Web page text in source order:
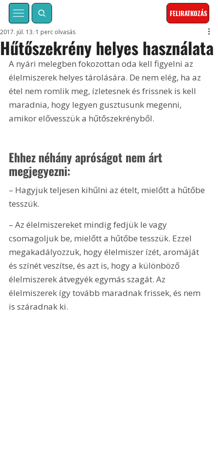
FELIRATKOZÁS
Hűtőszekrény helyes használata
2017. júl. 13. 1 perc olvasás
A nyári melegben fokozottan oda kell figyelni az
élelmiszerek helyes tárolására. De nem elég, ha az
étel nem romlik meg, ízletesnek és frissnek is kell
maradnia, hogy legyen gusztusunk megenni,
amikor elővesszük a hűtőszekrényből.
Ehhez néhány apróságot nem árt
megjegyezni:
– Hagyjuk teljesen kihűlni az ételt, mielőtt a hűtőbe
tesszük.
– Az élelmiszereket mindig fedjük le vagy
csomagoljuk be, mielőtt a hűtőbe tesszük. Ezzel
megakadályozzuk, hogy élelmiszer ízét, aromáját
és színét veszítse, és azt is, hogy a különböző
élelmiszerek átvegyék egymás szagát. Az
élelmiszerek így tovább maradnak frissek, és nem
is száradnak ki.